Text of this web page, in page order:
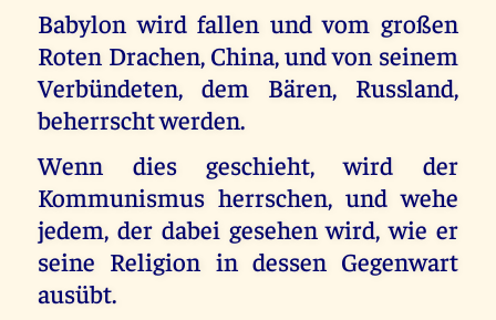
Babylon wird fallen und vom großen
Roten Drachen, China, und von seinem
Verbündeten, dem Bären, Russland,
beherrscht werden.
Wenn dies geschieht, wird der
Kommunismus herrschen, und wehe
jedem, der dabei gesehen wird, wie er
seine Religion in dessen Gegenwart
ausübt.